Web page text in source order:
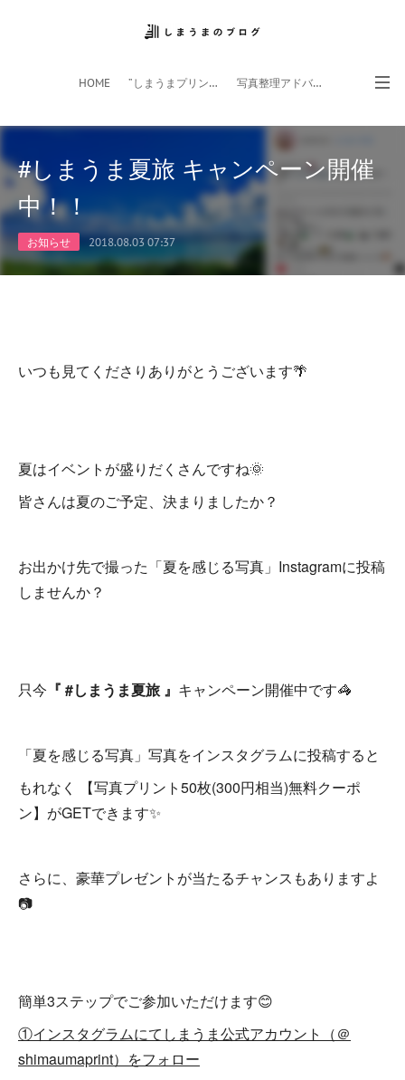
HOME ”しまうまプリント”サイト 写真整理アドバイザー
フォトライフ応援団 スマホアプリ
#しまうま夏旅 キャンペーン開催
中！！
お知らせ 2018.08.03 07:37
いつも見てくださりありがとうございます🌴
夏はイベントが盛りだくさんですね🌞
皆さんは夏のご予定、決まりましたか？
お出かけ先で撮った「夏を感じる写真」Instagramに投稿
しませんか？
只今 『 #しまうま夏旅 』 キャンペーン開催中です🦓
「夏を感じる写真」写真をインスタグラムに投稿すると
もれなく 【写真プリント50枚(300円相当)無料クーポ
ン】がGETできます✨
さらに、豪華プレゼントが当たるチャンスもありますよ
📷
簡単3ステップでご参加いただけます😊
①インスタグラムにてしまうま公式アカウント（＠
shimaumaprint）をフォロー